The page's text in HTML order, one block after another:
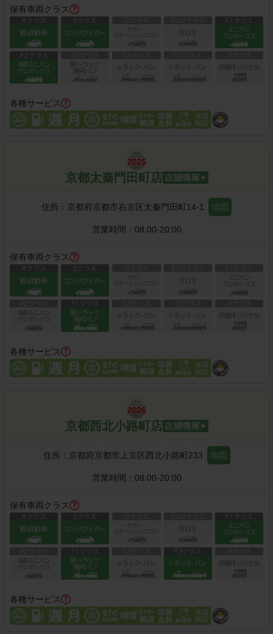
保有車両クラス
各種サービス
京都太秦門田町店
住所： 京都府京都市右京区太秦門田町14-1 地図
営業時間： 08:00-20:00
保有車両クラス
各種サービス
京都西北小路町店
住所： 京都府京都市上京区西北小路町233 地図
営業時間： 08:00-20:00
保有車両クラス
各種サービス